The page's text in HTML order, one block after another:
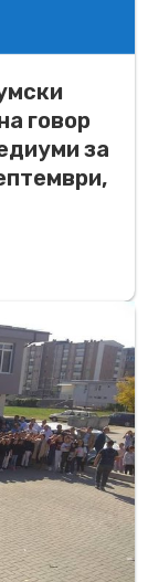
говор
за